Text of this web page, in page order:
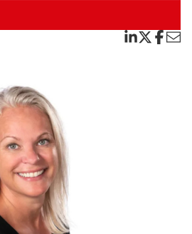
alrum med dejlig lysindfald. Herfra
hele vejen rundt, så man nærmest føler man
til ekstra opholdsstue/værelse.
fint tilhørende skur.
i forhold til det beregnede på
opvarmning.
at få en masse m2 at "boltre" sig på, og i et